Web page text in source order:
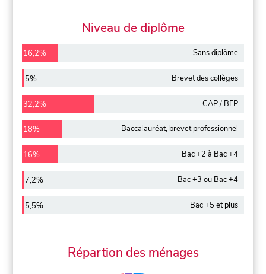
Niveau de diplôme
16,2% Sans diplôme
5% Brevet des collèges
32,2% CAP / BEP
18% Baccalauréat, brevet professionnel
16% Bac +2 à Bac +4
7,2% Bac +3 ou Bac +4
5,5% Bac +5 et plus
Répartion des ménages